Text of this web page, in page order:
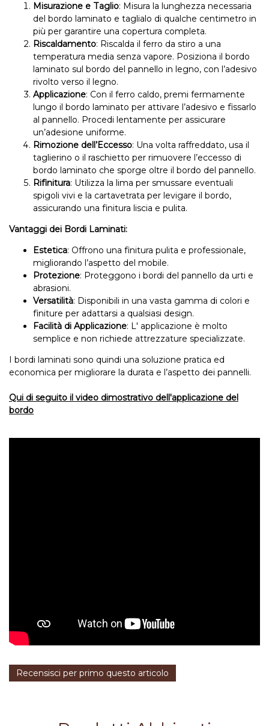
Misurazione e Taglio: Misura la lunghezza necessaria
del bordo laminato e taglialo di qualche centimetro in
più per garantire una copertura completa.
Riscaldamento: Riscalda il ferro da stiro a una
temperatura media senza vapore. Posiziona il bordo
laminato sul bordo del pannello in legno, con l’adesivo
rivolto verso il legno.
Applicazione: Con il ferro caldo, premi fermamente
lungo il bordo laminato per attivare l’adesivo e fissarlo
al pannello. Procedi lentamente per assicurare
un’adesione uniforme.
Rimozione dell’Eccesso: Una volta raffreddato, usa il
taglierino o il raschietto per rimuovere l’eccesso di
bordo laminato che sporge oltre il bordo del pannello.
Rifinitura: Utilizza la lima per smussare eventuali
spigoli vivi e la cartavetrata per levigare il bordo,
assicurando una finitura liscia e pulita.
Vantaggi dei Bordi Laminati:
Estetica: Offrono una finitura pulita e professionale,
migliorando l’aspetto del mobile.
Protezione: Proteggono i bordi del pannello da urti e
abrasioni.
Versatilità: Disponibili in una vasta gamma di colori e
finiture per adattarsi a qualsiasi design.
Facilità di Applicazione: L' applicazione è molto
semplice e non richiede attrezzature specializzate.
I bordi laminati sono quindi una soluzione pratica ed
economica per migliorare la durata e l’aspetto dei pannelli.
Qui di seguito il video dimostrativo dell'applicazione del
bordo
Recensisci per primo questo articolo